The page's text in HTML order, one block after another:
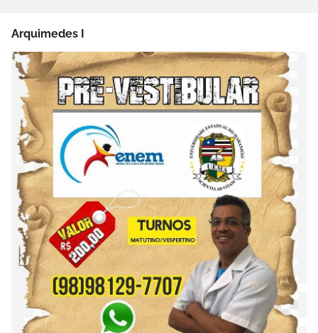
Arquimedes I